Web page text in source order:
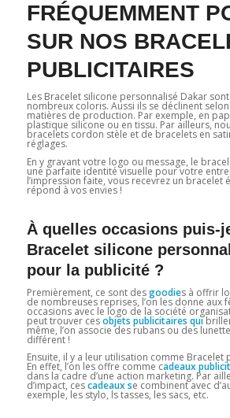
FRÉQUEMMENT
SUR NOS
PUBLICITAIRES
Les Bracelet silicone personnalisé Dakar
nombreux coloris. Aussi ils se déclinent
matières de production. Par exemple, en
plastique silicone ou en tissu. Par ailleurs,
bracelets cordon stèle et de bracelets en
réglages.
En y gravant votre logo ou message, le
une parfaite identité visuelle pour votre
l’impression faite, vous recevrez un bracelet
répond à vos envies !
À quelles occasions puis-
Bracelet silicone
pour la publicité ?
Premièrement, ce sont desgoodies à offrir
de nombreuses reprises, l’on les donne aux
occasions avec le logo de la société
peut trouver cesobjets publicitaires qui
même, l’on associe des rubans ou des
différent !
Ensuite, il y a leur utilisation comme Bracelet
En effet, l’on les offre comme cadeaux
dans la cadre d’une action marketing. Par
d’impact, cescadeaux se combinent avec
exemple, les stylo, ls tasses, les sacs, etc.